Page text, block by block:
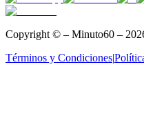
Copyright © – Minuto60 –
Términos y Condiciones|